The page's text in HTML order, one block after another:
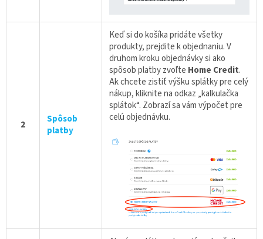
2
Spôsob
platby
Keď si do košíka pridáte všetky
produkty, prejdite k objednaniu. V
druhom kroku objednávky si ako
spôsob platby zvoľte Home Credit.
Ak chcete zistiť výšku splátky pre celý
nákup, kliknite na odkaz „kalkulačka
splátok“. Zobrazí sa vám výpočet pre
celú objednávku.